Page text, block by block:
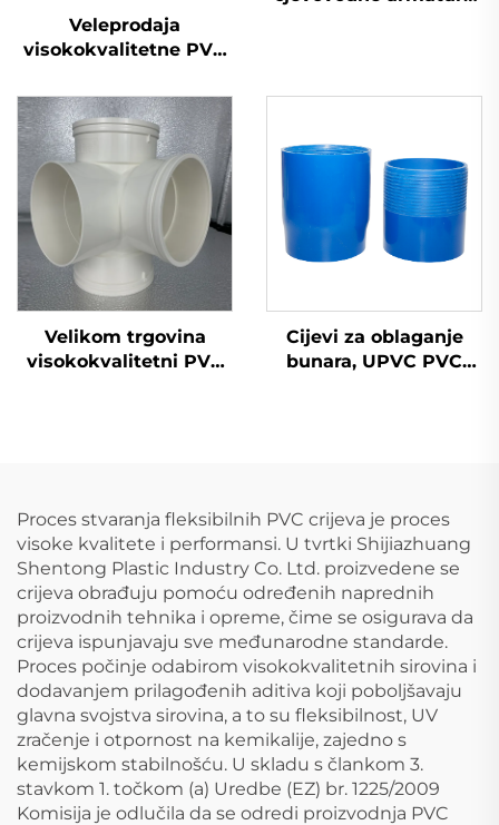
Veleprodaja
visokokvalitetne PVC
plastične cijevi UPVC
armatura
Velikom trgovina
visokokvalitetni PVC
Cijevi za oblaganje
bunara, UPVC PVC
plastični proizvodi
Proces stvaranja fleksibilnih PVC crijeva je proces
visoke kvalitete i performansi. U tvrtki Shijiazhuang
Shentong Plastic Industry Co. Ltd. proizvedene se
crijeva obrađuju pomoću određenih naprednih
proizvodnih tehnika i opreme, čime se osigurava da
crijeva ispunjavaju sve međunarodne standarde.
Proces počinje odabirom visokokvalitetnih sirovina i
dodavanjem prilagođenih aditiva koji poboljšavaju
glavna svojstva sirovina, a to su fleksibilnost, UV
zračenje i otpornost na kemikalije, zajedno s
kemijskom stabilnošću. U skladu s člankom 3.
stavkom 1. točkom (a) Uredbe (EZ) br. 1225/2009
Komisija je odlučila da se odredi proizvodnja PVC